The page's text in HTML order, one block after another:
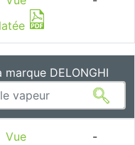
DELONGHI
Vue
-